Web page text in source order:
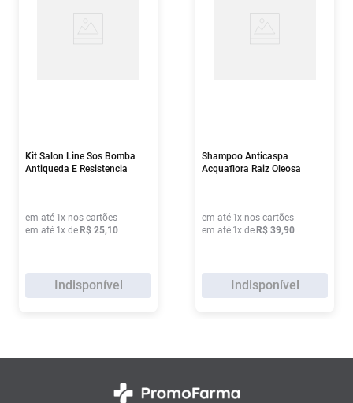
Kit Salon Line Sos Bomba
Antiqueda E Resistencia
em até 1x nos cartões
em até 1x de R$ 25,10
Indisponível
Shampoo Anticaspa
Acquaflora Raiz Oleosa
em até 1x nos cartões
em até 1x de R$ 39,90
Indisponível